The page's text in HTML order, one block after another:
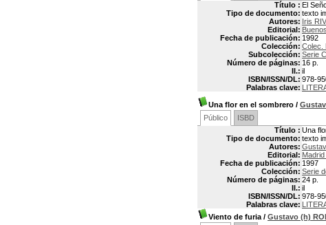
Título : El
Tipo de documento: texto
Autores: Iris
Editorial:
Fecha de publicación: 1992
Colección: Colec.
Subcolección: Serie
Número de páginas: 16 p.
Il.: il
ISBN/ISSN/DL: 978-
Palabras clave:
Una flor en el sombrero /
Público
ISBD
Título : Una
Tipo de documento: texto
Autores:
Editorial: Madrid
Fecha de publicación: 1997
Colección: Serie
Número de páginas: 24 p.
Il.: il
ISBN/ISSN/DL: 978-
Palabras clave:
Viento de furia / Gustavo (h)